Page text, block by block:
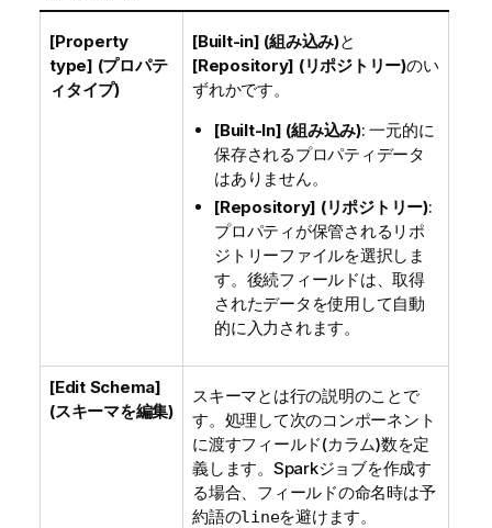
[Property
type] (プロパテ
ィタイプ)
[Built-in] (組み込み)と
[Repository] (リポジトリー)のい
ずれかです。
[Built-In] (組み込み): 一元的に
保存されるプロパティデータ
はありません。
[Repository] (リポジトリー):
プロパティが保管されるリポ
ジトリーファイルを選択しま
す。後続フィールドは、取得
されたデータを使用して自動
的に入力されます。
[Edit Schema]
(スキーマを編集)
スキーマとは行の説明のことで
す。処理して次のコンポーネント
に渡すフィールド(カラム)数を定
義します。Sparkジョブを作成す
る場合、フィールドの命名時は予
約語のlineを避けます。